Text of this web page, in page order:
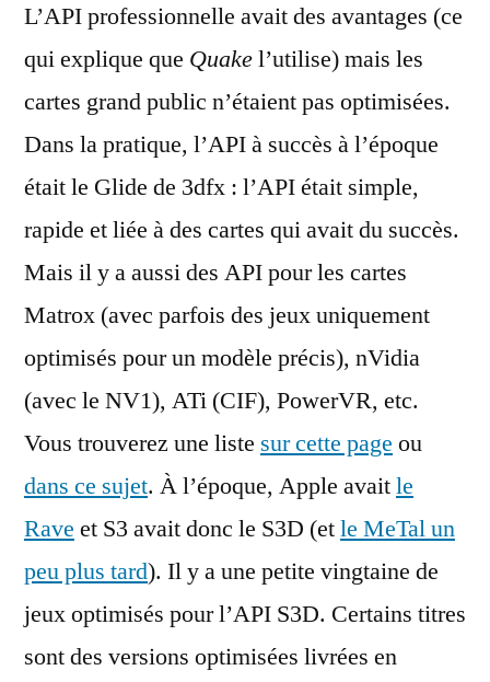
L’API professionnelle avait des avantages (ce
qui explique que Quakel’utilise) mais les
cartes grand public n’étaient pas optimisées.
Dans la pratique, l’API à succès à l’époque
était le Glide de 3dfx : l’API était simple,
rapide et liée à des cartes qui avait du succès.
Mais il y a aussi des API pour les cartes
Matrox (avec parfois des jeux uniquement
optimisés pour un modèle précis), nVidia
(avec le NV1), ATi (CIF), PowerVR, etc.
Vous trouverez une liste sur cette page ou
dans ce sujet. À l’époque, Apple avaitle
Rave et S3 avait donc le S3D (etle MeTal un
peu plus tard). Il y a une petite vingtaine de
jeux optimisés pour l’API S3D. Certains titres
sont des versions optimisées livrées en